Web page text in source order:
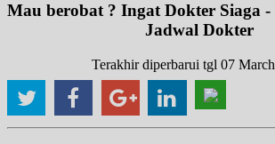
Mau berobat ? Ingat Dokter Siaga
Jadwal Dokter
Terakhir diperbarui tgl 07